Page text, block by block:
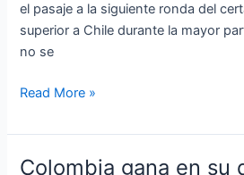
el pasaje a la siguiente ronda del
superior a Chile durante la mayor
no se
Read More »
Colombia gana en su
Colombia